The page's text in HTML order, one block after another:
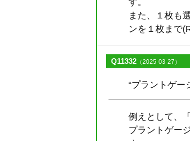
す。
また、１枚も
ンを１枚まで
Q11332 （2025-03-27）
“プラントゲー
例えとして、
プラントゲー